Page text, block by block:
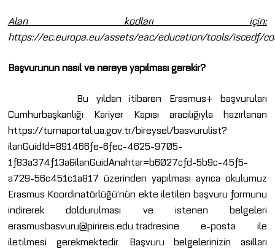
Alan kodları için:
https://ec.europa.eu/assets/eac/education/tools/iscedf/
Başvurunun nasıl ve nereye yapılması gerekir?
Bu yıldan itibaren Erasmus+ başvuruları
Cumhurbaşkanlığı Kariyer Kapısı aracılığıyla hazırlanan
https://turnaportal.ua.gov.tr/bireysel/basvurulist?
ilanGuidId=891466fe-6fec-4625-9705-
1f83a374f13a&ilanGuidAnahtar=b6027cfd-5b9c-45f5-
a729-56c451c1a817 üzerinden yapılması ayrıca okulumuz
Erasmus Koordinatörlüğü’nün ekte iletilen başvuru formunu
indirerek doldurulması ve istenen belgeleri
erasmusbasvuru@pirireis.edu.tradresine e-posta ile
iletilmesi gerekmektedir. Başvuru belgelerinizin asılları